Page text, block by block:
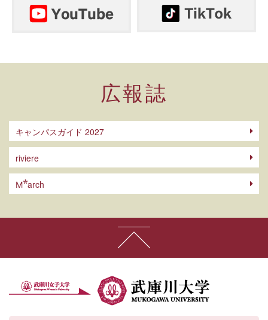
広報誌
キャンパスガイド 2027
riviere
M arch